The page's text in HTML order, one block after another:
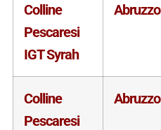
Colline
Pescaresi
IGT Syrah
Abruzzo
Colline
Pescaresi
Abruzzo